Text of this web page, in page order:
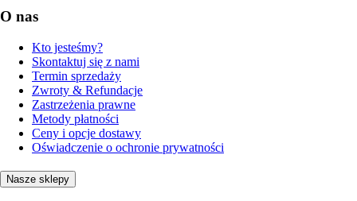
O nas
Kto jesteśmy?
Skontaktuj się z nami
Termin sprzedaży
Zwroty & Refundacje
Zastrzeżenia prawne
Metody płatności
Ceny i opcje dostawy
Oświadczenie o ochronie prywatności
Nasze sklepy